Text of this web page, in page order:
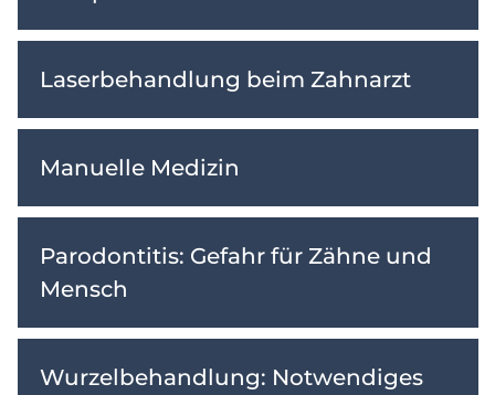
Laserbehandlung beim Zahnarzt
Manuelle Medizin
Parodontitis: Gefahr für Zähne und
Mensch
Wurzelbehandlung: Notwendiges